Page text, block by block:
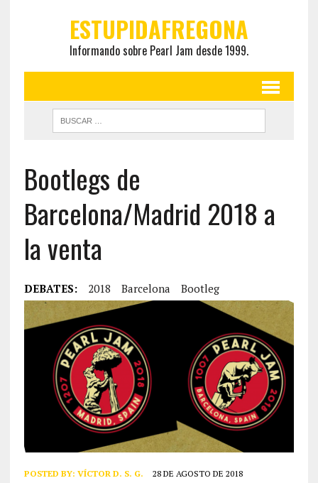
ESTUPIDAFREGONA
Informando sobre Pearl Jam desde 1999.
Bootlegs de
Barcelona/Madrid 2018 a
la venta
DEBATES: 2018 Barcelona Bootleg
POSTED BY: VÍCTOR D. S. G. 28 DE AGOSTO DE 2018